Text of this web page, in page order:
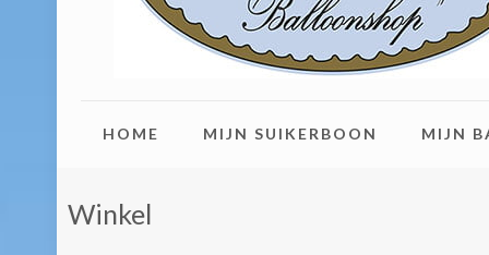
HOME MIJN SUIKERBOON MIJN
Winkel